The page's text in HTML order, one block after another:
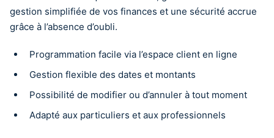
gestion simplifiée de vos finances et une sécurité accrue
grâce à l’absence d’oubli.
Programmation facile via l’espace client en ligne
Gestion flexible des dates et montants
Possibilité de modifier ou d’annuler à tout moment
Adapté aux particuliers et aux professionnels